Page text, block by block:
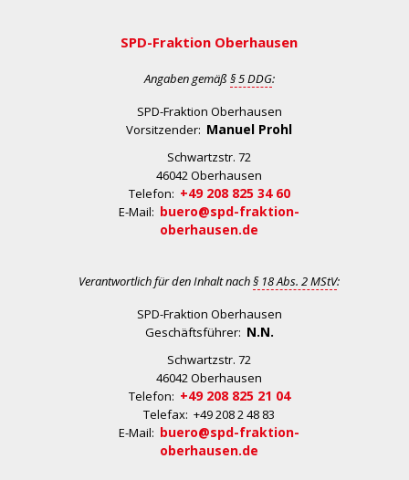
SPD-Fraktion Oberhausen
Angaben gemäß § 5 DDG:
SPD-Fraktion Oberhausen
Vorsitzender: Manuel Prohl
Schwartzstr. 72
46042 Oberhausen
Telefon: +49 208 825 34 60
E-Mail: buero@spd-fraktion-
oberhausen.de
Verantwortlich für den Inhalt nach§ 18 Abs. 2 MStV:
SPD-Fraktion Oberhausen
Geschäftsführer: N.N.
Schwartzstr. 72
46042 Oberhausen
Telefon: +49 208 825 21 04
Telefax: +49 208 2 48 83
E-Mail: buero@spd-fraktion-
oberhausen.de